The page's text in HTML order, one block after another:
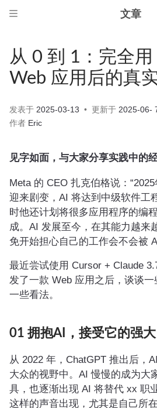
文章
从 0 到 1：完全
Web 应用后的真
发表于 2025-03-13 更新于 2025-06-
作者 Eric
见字如面，与大家分享实践中的经
Meta 的 CEO 扎克伯格说：
迎来剧变，AI 将达到中级软件工
时他还计划将很多应用程序的编
成。AI 发展至今，在其能力越来
免开始担心自己的工作会不会被
最近尝试使用 Cursor + Claude
发了一款 Web 应用之后，谈谈
一些看法。
01 拥抱AI，接受它的强大
从 2022 年，ChatGPT 推出后，
大众的视野中。AI 慢慢的成为大
具，也逐渐出现 AI 将替代 xx 职
这样的声音出现，尤其是自己所